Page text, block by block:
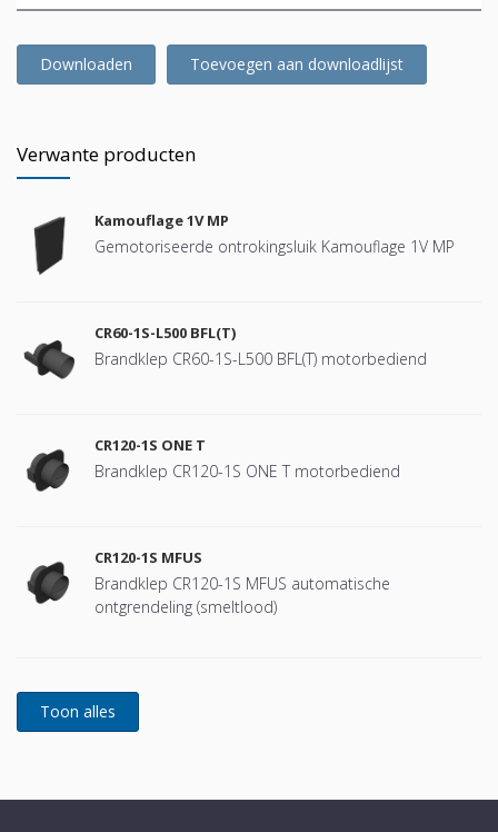
Downloaden Toevoegen aan downloadlijst
Verwante producten
Kamouflage 1V MP
Gemotoriseerde ontrokingsluik Kamouflage 1V MP
CR60-1S-L500 BFL(T)
Brandklep CR60-1S-L500 BFL(T) motorbediend
CR120-1S ONE T
Brandklep CR120-1S ONE T motorbediend
CR120-1S MFUS
Brandklep CR120-1S MFUS automatische
ontgrendeling (smeltlood)